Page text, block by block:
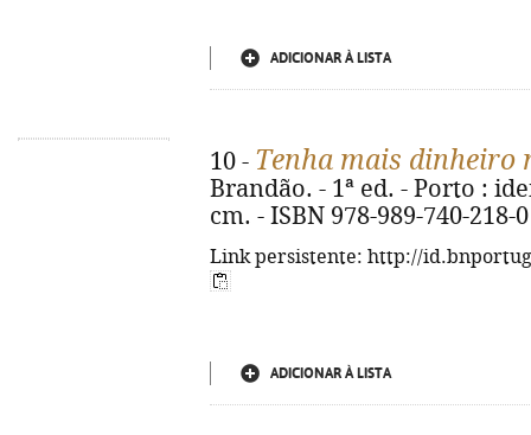
ADICIONAR À LISTA
10 - Tenha mais dinheiro
Brandão. - 1ª ed. - Porto :
cm. - ISBN 978-989-740-218-0
Link persistente: http://
ADICIONAR À LISTA